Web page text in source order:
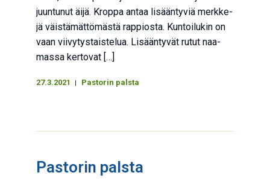
juun­tu­nut äijä. Krop­pa antaa lisään­ty­viä merk­ke­
jä väis­tä­mät­tö­mäs­tä rap­pios­ta. Kun­toi­lu­kin on
vaan vii­vy­tys­tais­te­lua. Lisään­ty­vät rutut naa­
mas­sa ker­to­vat […]
27.3.2021 Pastorin palsta
Pas­to­rin palsta